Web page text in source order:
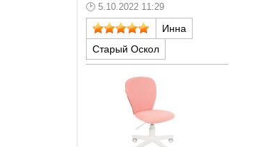
5.10.2022 11:29
Инна
Старый Оскол